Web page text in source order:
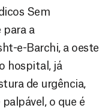
Sem
para a
e-Barchi, a oeste
hospital, já
de urgência,
o que é